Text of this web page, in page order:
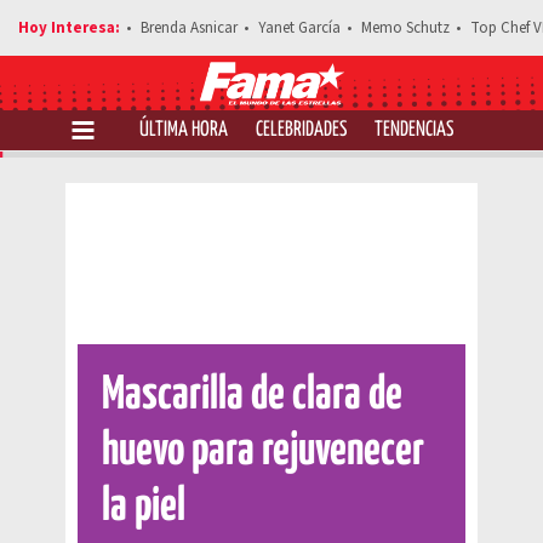
Brenda Asnicar Yanet García Memo Schutz Top Chef
ÚLTIMA HORA CELEBRIDADES TENDENCIAS
Comparte esta noticia
Mascarilla de clara de
huevo para rejuvenecer
la piel